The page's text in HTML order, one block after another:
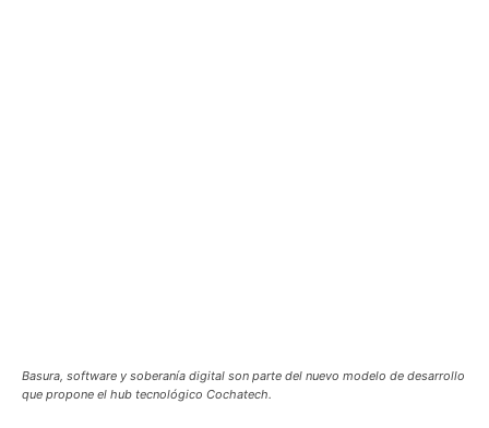
Basura, software y soberanía digital son parte del nuevo modelo de desarrollo
que propone el hub tecnológico Cochatech.